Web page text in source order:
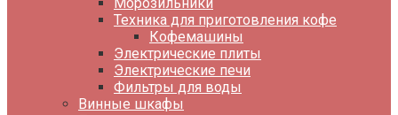
Техника для приготовления кофе
Кофемашины
Электрические плиты
Электрические печи
Фильтры для воды
Винные шкафы